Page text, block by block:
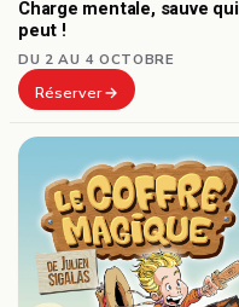
Charge mentale, sauve qui
peut !
DU 2 AU 4 OCTOBRE
Réserver